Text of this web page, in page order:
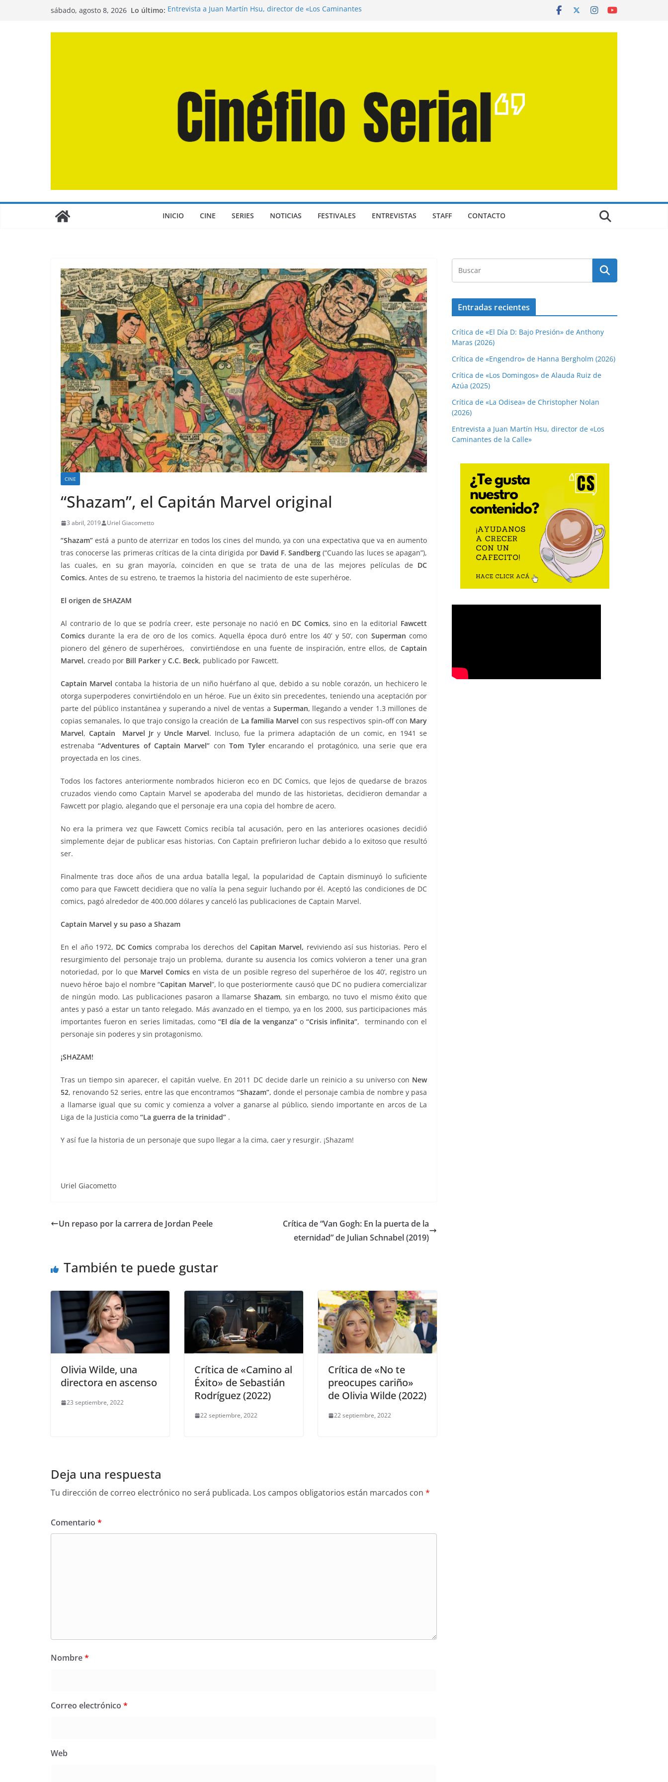
sábado, agosto 8, 2026 Lo último: Entrevista a Juan Martín Hsu, director de «Los Caminantes
INICIO CINE SERIES NOTICIAS FESTIVALES ENTREVISTAS STAFF CONTACTO
CINE
“Shazam”, el Capitán Marvel original
3 abril, 2019 Uriel Giacometto
“Shazam” está a punto de aterrizar en todos los cines del mundo, ya con una expectativa que va en aumento
tras conocerse las primeras críticas de la cinta dirigida por David F. Sandberg (“Cuando las luces se apagan”),
las cuales, en su gran mayoría, coinciden en que se trata de una de las mejores películas de DC
Comics. Antes de su estreno, te traemos la historia del nacimiento de este superhéroe.
El origen de SHAZAM
Al contrario de lo que se podría creer, este personaje no nació en DC Comics, sino en la editorial Fawcett
Comics durante la era de oro de los comics. Aquella época duró entre los 40’ y 50’, con Superman como
pionero del género de superhéroes, convirtiéndose en una fuente de inspiración, entre ellos, de Captain
Marvel, creado por Bill Parker y C.C. Beck, publicado por Fawcett.
Captain Marvel contaba la historia de un niño huérfano al que, debido a su noble corazón, un hechicero le
otorga superpoderes convirtiéndolo en un héroe. Fue un éxito sin precedentes, teniendo una aceptación por
parte del público instantánea y superando a nivel de ventas a Superman, llegando a vender 1.3 millones de
copias semanales, lo que trajo consigo la creación de La familia Marvel con sus respectivos spin-off con Mary
Marvel, Captain Marvel Jr y Uncle Marvel. Incluso, fue la primera adaptación de un comic, en 1941 se
estrenaba“Adventures of Captain Marvel” conTom Tylerencarando el protagónico, una serie que era
proyectada en los cines.
Todos los factores anteriormente nombrados hicieron eco en DC Comics, que lejos de quedarse de brazos
cruzados viendo como Captain Marvel se apoderaba del mundo de las historietas, decidieron demandar a
Fawcett por plagio, alegando que el personaje era una copia del hombre de acero.
No era la primera vez que Fawcett Comics recibía tal acusación, pero en las anteriores ocasiones decidió
simplemente dejar de publicar esas historias. Con Captain prefirieron luchar debido a lo exitoso que resultó
ser.
Finalmente tras doce años de una ardua batalla legal, la popularidad de Captain disminuyó lo suficiente
como para que Fawcett decidiera que no valía la pena seguir luchando por él. Aceptó las condiciones de DC
comics, pagó alrededor de 400.000 dólares y canceló las publicaciones de Captain Marvel.
Captain Marvel y su paso a Shazam
En el año 1972, DC Comics compraba los derechos del Capitan Marvel, reviviendo así sus historias. Pero el
resurgimiento del personaje trajo un problema, durante su ausencia los comics volvieron a tener una gran
notoriedad, por lo que Marvel Comicsen vista de un posible regreso del superhéroe de los 40’, registro un
nuevo héroe bajo el nombre “Capitan Marvel”, lo que posteriormente causó que DC no pudiera comercializar
de ningún modo. Las publicaciones pasaron a llamarse Shazam, sin embargo, no tuvo el mismo éxito que
antes y pasó a estar un tanto relegado. Más avanzado en el tiempo, ya en los 2000, sus participaciones más
importantes fueron en series limitadas, como“El día de la venganza”o“Crisis infinita”, terminando con el
personaje sin poderes y sin protagonismo.
¡SHAZAM!
Tras un tiempo sin aparecer, el capitán vuelve. En 2011 DC decide darle un reinicio a su universo con New
52, renovando 52 series, entre las que encontramos “Shazam”, donde el personaje cambia de nombre y pasa
a llamarse igual que su comic y comienza a volver a ganarse al público, siendo importante en arcos de La
Liga de la Justicia como “La guerra de la trinidad” .
Y así fue la historia de un personaje que supo llegar a la cima, caer y resurgir. ¡Shazam!
Uriel Giacometto
Un repaso por la carrera de Jordan Peele
Crítica de “Van Gogh: En la puerta de la
eternidad” de Julian Schnabel (2019)
También te puede gustar
Olivia Wilde, una
directora en ascenso
23 septiembre, 2022
Crítica de «Camino al
Éxito» de Sebastián
Rodríguez (2022)
22 septiembre, 2022
Crítica de «No te
preocupes cariño»
de Olivia Wilde (2022)
22 septiembre, 2022
Deja una respuesta
Tu dirección de correo electrónico no será publicada. Los campos obligatorios están marcados con *
Comentario *
Nombre*
Correo electrónico *
Web
Entradas recientes
Crítica de «El Día D: Bajo Presión» de Anthony
Maras (2026)
Crítica de «Engendro» de Hanna Bergholm (2026)
Crítica de «Los Domingos» de Alauda Ruiz de
Azúa (2025)
Crítica de «La Odisea» de Christopher Nolan
(2026)
Entrevista a Juan Martín Hsu, director de «Los
Caminantes de la Calle»